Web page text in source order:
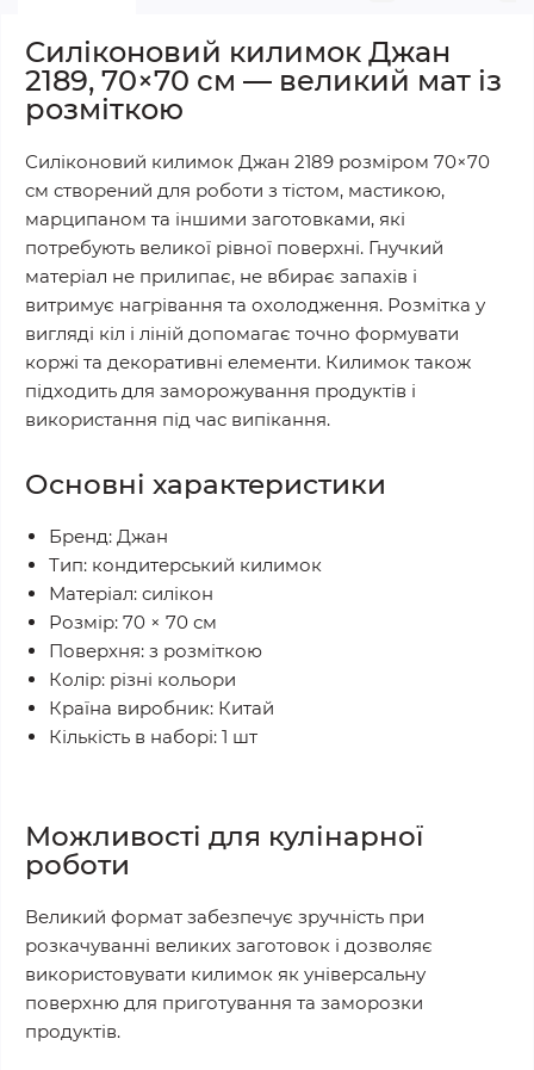
Силіконовий килимок Джан
2189, 70×70 см — великий мат із
розміткою
Силіконовий килимок Джан 2189 розміром 70×70
см створений для роботи з тістом, мастикою,
марципаном та іншими заготовками, які
потребують великої рівної поверхні. Гнучкий
матеріал не прилипає, не вбирає запахів і
витримує нагрівання та охолодження. Розмітка у
вигляді кіл і ліній допомагає точно формувати
коржі та декоративні елементи. Килимок також
підходить для заморожування продуктів і
використання під час випікання.
Основні характеристики
Бренд: Джан
Тип: кондитерський килимок
Матеріал: силікон
Розмір: 70 × 70 см
Поверхня: з розміткою
Колір: різні кольори
Країна виробник: Китай
Кількість в наборі: 1 шт
Можливості для кулінарної
роботи
Великий формат забезпечує зручність при
розкачуванні великих заготовок і дозволяє
використовувати килимок як універсальну
поверхню для приготування та заморозки
продуктів.